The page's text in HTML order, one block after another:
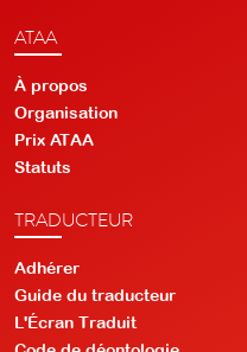
ATAA
À propos
Organisation
Prix ATAA
Statuts
TRADUCTEUR
Adhérer
Guide du traducteur
L'Écran Traduit